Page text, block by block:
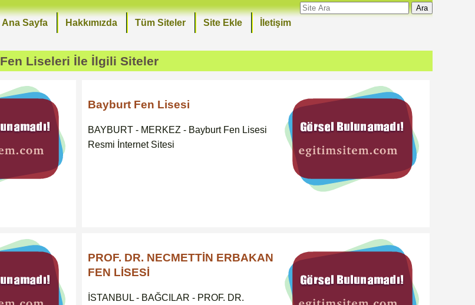
Ara
İletişim
Site Ekle
Tüm Siteler
Hakkımızda
Ana Sayfa
Fen Liseleri İle İlgili Siteler
Bayburt Fen Lisesi
BAYBURT - MERKEZ - Bayburt Fen Lisesi
Resmi İnternet Sitesi
PROF. DR. NECMETTİN ERBAKAN
FEN LİSESİ
İSTANBUL - BAĞCILAR - PROF. DR.